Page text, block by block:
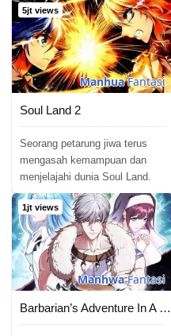
5jt views
ManhuaFantasi
Soul Land 2
Seorang petarung jiwa terus
mengasah kemampuan dan
menjelajahi dunia Soul Land.
1jt views
ManhwaFantasi
Barbarian’s Adventure In A Fantasy World